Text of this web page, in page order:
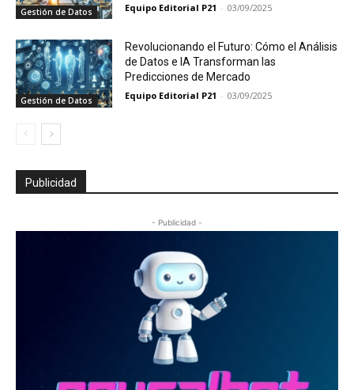
Gestión de Datos Equipo Editorial P21 - 03/09/2025
Gestión de Datos
Revolucionando el Futuro: Cómo el Análisis
de Datos e IA Transforman las
Predicciones de Mercado
Equipo Editorial P21 - 03/09/2025
Publicidad
- Publicidad -